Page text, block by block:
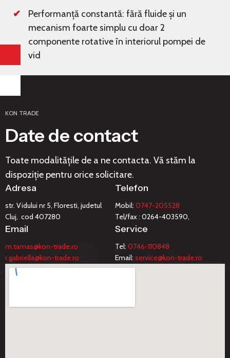
Performanță constantă: fără fluide și un
mecanism foarte simplu cu doar 2
componente rotative în interiorul pompei de
vid
KON TRADE
Date de contact
Toate modalitățile de a ne contacta. Vă stăm la
dispoziție pentru orice solicitare.
Adresa
str. Vidului nr 5, Floresti, judetul
Cluj, cod 407280
Telefon
Mobil: 0747-205528
Tel/fax : 0264-403590,
Email
m.tamas@kon-trade.ro
r.gabriella@kon-trade.ro
Service
Tel: 0746-110848
Email: service@kon-trade.ro